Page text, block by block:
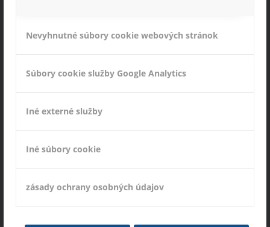
Nevyhnutné súbory cookie webových stránok
Súbory cookie služby Google Analytics
Iné externé služby
Iné súbory cookie
zásady ochrany osobných údajov
» Cookie-Einstellungen